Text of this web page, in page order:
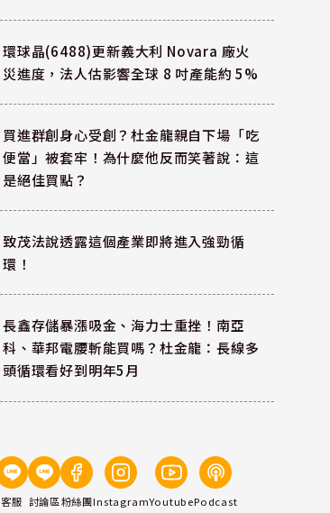
環球晶(6488)更新義大利 Novara 廠火
災進度，法人估影響全球 8 吋產能約 5%
買進群創身心受創？杜金龍親自下場「吃
便當」被套牢！為什麼他反而笑著說：這
是絕佳買點？
致茂法說透露這個產業即將進入強勁循
環！
長鑫存儲暴漲吸金、海力士重挫！南亞
科、華邦電腰斬能買嗎？杜金龍：長線多
頭循環看好到明年5月
客服 討論區粉絲團InstagramYoutubePodcast